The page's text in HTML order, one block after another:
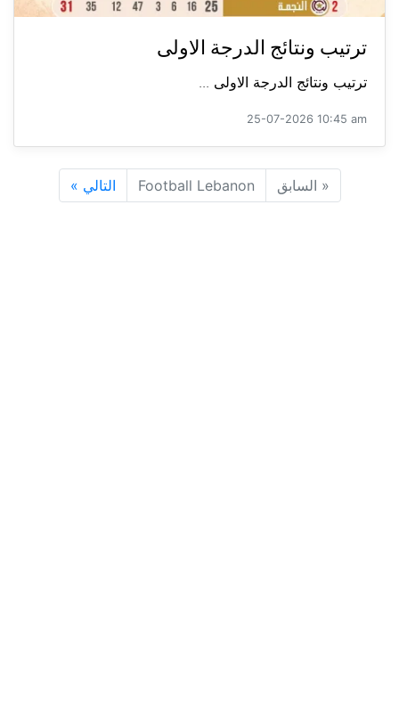
ترتيب ونتائج الدرجة الاولى
ترتيب ونتائج الدرجة الاولى ...
25-07-2026 10:45 am
« السابق Football Lebanon التالي »